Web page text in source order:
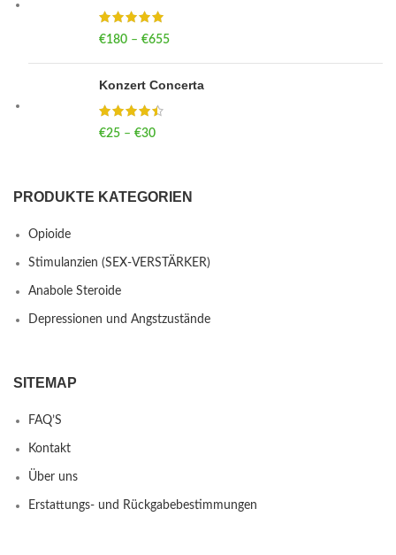
€180 – €655
Konzert Concerta
€25 – €30
PRODUKTE KATEGORIEN
Opioide
Stimulanzien (SEX-VERSTÄRKER)
Anabole Steroide
Depressionen und Angstzustände
SITEMAP
FAQ’S
Kontakt
Über uns
Erstattungs- und Rückgabebestimmungen